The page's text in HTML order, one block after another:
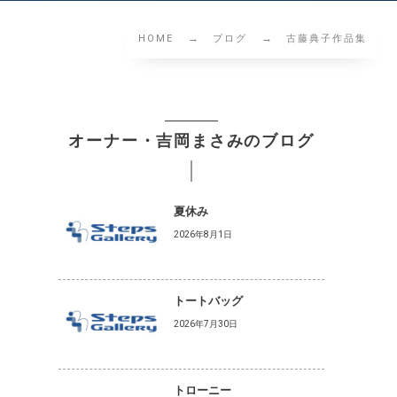
HOME ブログ 古藤典子作品集
オーナー・吉岡まさみのブログ
夏休み
2026年8月1日
トートバッグ
2026年7月30日
トローニー